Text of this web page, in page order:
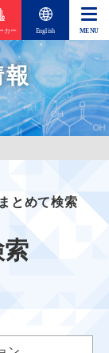
カー English
報
とめて検索